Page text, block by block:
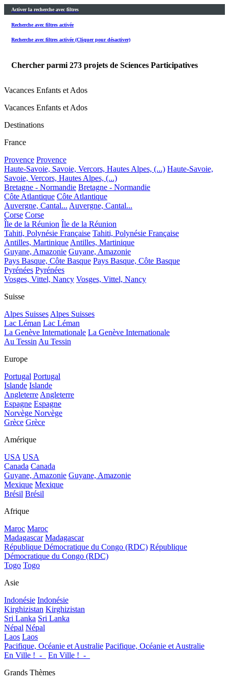
Activer la recherche avec filtres
Recherche avec filtres activée
Recherche avec filtres activée (Cliquer pour désactiver)
Chercher parmi 273 projets de Sciences Participatives
Vacances Enfants et Ados
Vacances Enfants et Ados
Destinations
France
Provence Provence
Haute-Savoie, Savoie, Vercors, Hautes Alpes, (...) Haute-Savoie,
Savoie, Vercors, Hautes Alpes, (...)
Bretagne - Normandie Bretagne - Normandie
Côte Atlantique Côte Atlantique
Auvergne, Cantal... Auvergne, Cantal...
Corse Corse
Île de la Réunion Île de la Réunion
Tahiti, Polynésie Française Tahiti, Polynésie Française
Antilles, MartiniqueAntilles, Martinique
Guyane, Amazonie Guyane, Amazonie
Pays Basque, Côte Basque Pays Basque, Côte Basque
Pyrénées Pyrénées
Vosges, Vittel, Nancy Vosges, Vittel, Nancy
Suisse
Alpes SuissesAlpes Suisses
Lac Léman Lac Léman
La Genève Internationale La Genève Internationale
Au TessinAu Tessin
Europe
Portugal Portugal
Islande Islande
AngleterreAngleterre
Espagne Espagne
Norvège Norvège
Grèce Grèce
Amérique
USA USA
Canada Canada
Guyane, Amazonie Guyane, Amazonie
Mexique Mexique
Brésil Brésil
Afrique
Maroc Maroc
Madagascar Madagascar
République Démocratique du Congo (RDC) République
Démocratique du Congo (RDC)
Togo Togo
Asie
Indonésie Indonésie
Kirghizistan Kirghizistan
Sri Lanka Sri Lanka
Népal Népal
Laos Laos
Pacifique, Océanie et Australie Pacifique, Océanie et Australie
En Ville !_-_
En Ville !_-_
Grands Thèmes